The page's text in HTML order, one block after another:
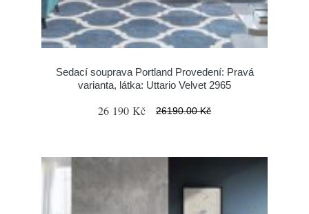
Sedací souprava Portland Provedení: Pravá
varianta, látka: Uttario Velvet 2965
26 190 Kč 26190.00 Kč